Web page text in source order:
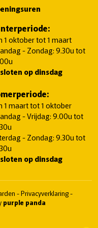
1 oktober tot 1 maart
- Zondag: 9.30u tot
op dinsdag
1 maart tot 1 oktober
- Vrijdag: 9.00u tot
- Zondag: 9.30u tot
op dinsdag
-Privacyverklaring-
purple panda